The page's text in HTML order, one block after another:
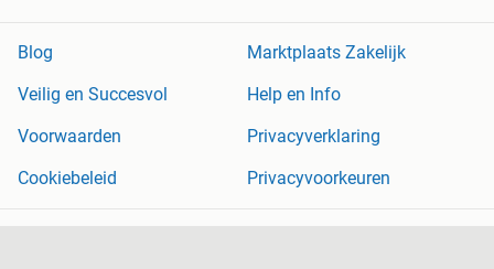
Blog
Marktplaats Zakelijk
Veilig en Succesvol
Help en Info
Voorwaarden
Privacyverklaring
Cookiebeleid
Privacyvoorkeuren